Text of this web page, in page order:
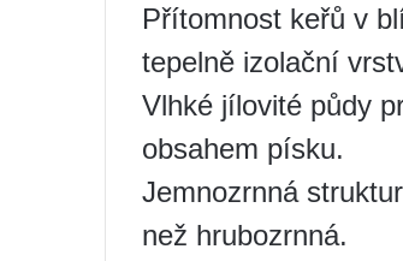
Přítomnost keřů v
tepelně izolační
Vlhké jílovité půdy
obsahem písku.
Jemnozrnná
než hrubozrnná.